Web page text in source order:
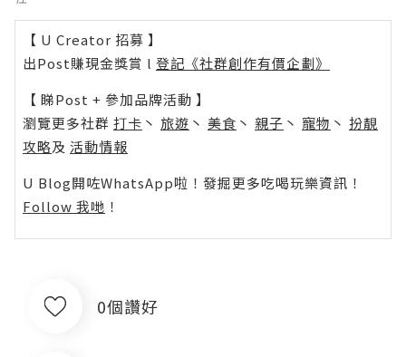
【 U Creator 招募 】
出Post賺現金獎賞 l 登記《社群創作有價企劃》
【 睇Post + 參加品牌活動 】
瀏覽更多社群 打卡 丶 旅遊 丶 美食 丶 親子 丶 寵物 丶 扮靚
攻略及 活動情報
U Blog開咗WhatsApp啦！發掘更多吃喝玩樂資訊！
Follow 我哋 ！
0個讚好